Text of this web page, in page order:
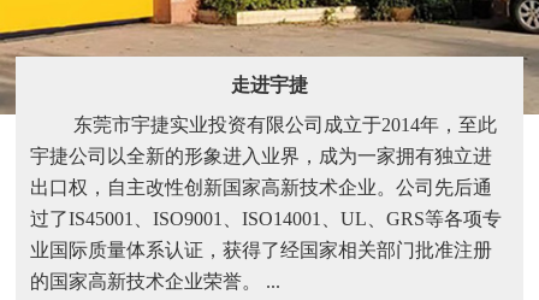
走进宇捷
东莞市宇捷实业投资有限公司成立于2014年，至此
宇捷公司以全新的形象进入业界，成为一家拥有独立进
出口权，自主改性创新国家高新技术企业。公司先后通
过了IS45001、ISO9001、ISO14001、UL、GRS等各项专
业国际质量体系认证，获得了经国家相关部门批准注册
的国家高新技术企业荣誉。 ...